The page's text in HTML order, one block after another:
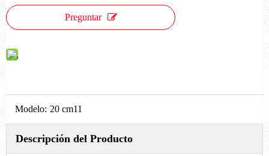
Preguntar
Modelo: 20 cm11
Descripción del Producto